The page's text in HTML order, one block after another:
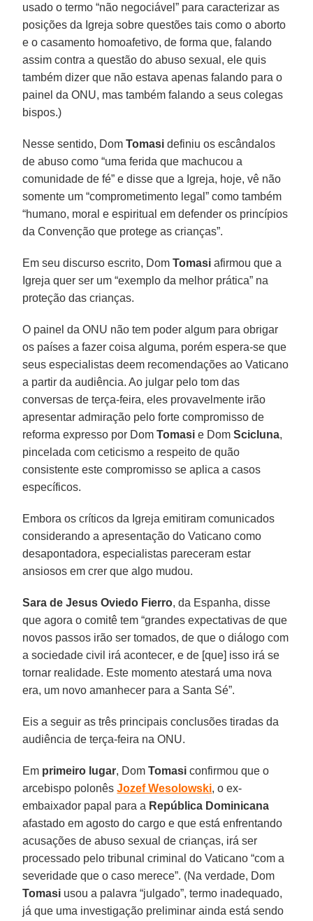
usado o termo “não negociável” para caracterizar as
posições da Igreja sobre questões tais como o aborto
e o casamento homoafetivo, de forma que, falando
assim contra a questão do abuso sexual, ele quis
também dizer que não estava apenas falando para o
painel da ONU, mas também falando a seus colegas
bispos.)
Nesse sentido, DomTomasi definiu os escândalos
de abuso como “uma ferida que machucou a
comunidade de fé” e disse que a Igreja, hoje, vê não
somente um “comprometimento legal” como também
“humano, moral e espiritual em defender os princípios
da Convenção que protege as crianças”.
Em seu discurso escrito, DomTomasi afirmou que a
Igreja quer ser um “exemplo da melhor prática” na
proteção das crianças.
O painel da ONU não tem poder algum para obrigar
os países a fazer coisa alguma, porém espera-se que
seus especialistas deem recomendações ao Vaticano
a partir da audiência. Ao julgar pelo tom das
conversas de terça-feira, eles provavelmente irão
apresentar admiração pelo forte compromisso de
reforma expresso por DomTomasi e DomScicluna,
pincelada com ceticismo a respeito de quão
consistente este compromisso se aplica a casos
específicos.
Embora os críticos da Igreja emitiram comunicados
considerando a apresentação do Vaticano como
desapontadora, especialistas pareceram estar
ansiosos em crer que algo mudou.
Sara de Jesus Oviedo Fierro, da Espanha, disse
que agora o comitê tem “grandes expectativas de que
novos passos irão ser tomados, de que o diálogo com
a sociedade civil irá acontecer, e de [que] isso irá se
tornar realidade. Este momento atestará uma nova
era, um novo amanhecer para a Santa Sé”.
Eis a seguir as três principais conclusões tiradas da
audiência de terça-feira na ONU.
Em primeiro lugar, DomTomasi confirmou que o
arcebispo polonêsJozef Wesolowski, o ex-
embaixador papal para a República Dominicana
afastado em agosto do cargo e que está enfrentando
acusações de abuso sexual de crianças, irá ser
processado pelo tribunal criminal do Vaticano “com a
severidade que o caso merece”. (Na verdade, Dom
Tomasi usou a palavra “julgado”, termo inadequado,
já que uma investigação preliminar ainda está sendo